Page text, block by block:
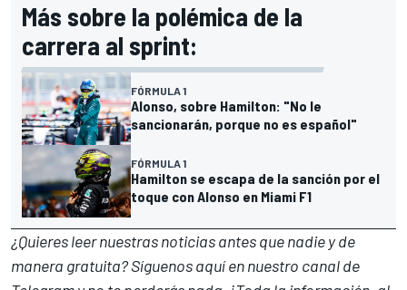
Más sobre la polémica de la
carrera al sprint:
FÓRMULA 1
Alonso, sobre Hamilton: "No le
sancionarán, porque no es español"
FÓRMULA 1
Hamilton se escapa de la sanción por el
toque con Alonso en Miami F1
¿Quieres leer nuestras noticias antes que nadie y de
manera gratuita? Síguenosaquí en nuestro canal de